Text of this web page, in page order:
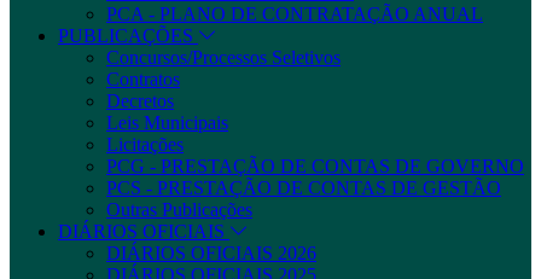
PCA - PLANO DE CONTRATAÇÃO ANUAL
PUBLICAÇÕES
Concursos/Processos Seletivos
Contratos
Decretos
Leis Municipais
Licitações
PCG - PRESTAÇÃO DE CONTAS DE GOVERNO
PCS - PRESTAÇÃO DE CONTAS DE GESTÃO
Outras Publicações
DIÁRIOS OFICIAIS
DIÁRIOS OFICIAIS 2026
DIÁRIOS OFICIAIS 2025